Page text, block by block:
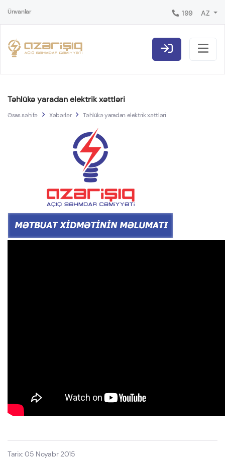
Ünvanlar 199 AZ
Təhlükə yaradan elektrik xəttləri
Əsas səhifə Xəbərlər Təhlükə yaradan elektrik xəttləri
Tarix: 05 Noyabr 2015